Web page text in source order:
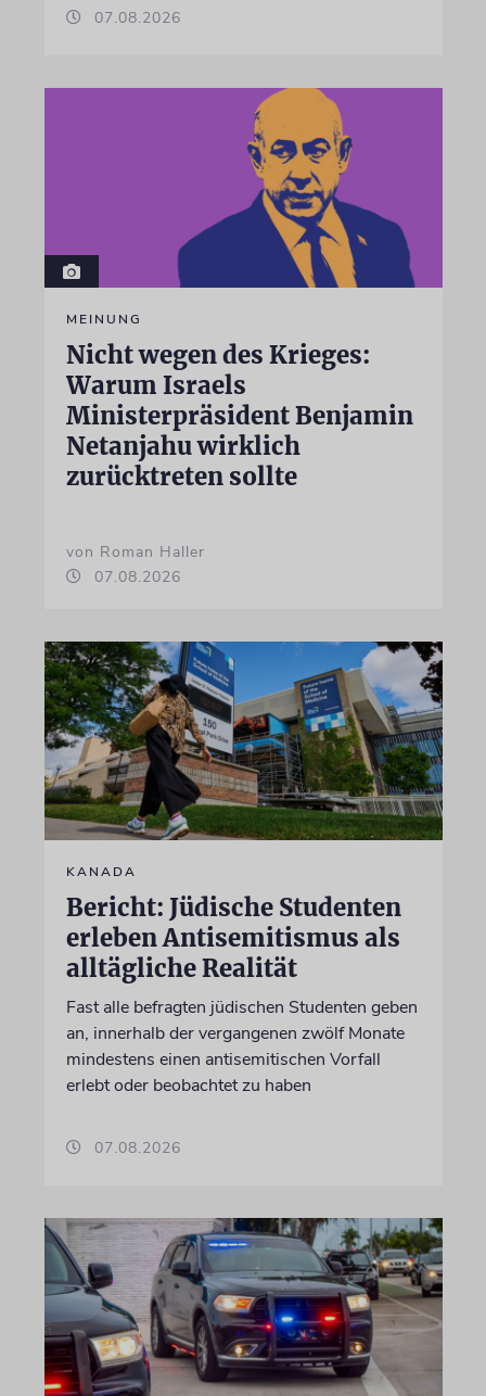
07.08.2026
MEINUNG
Nicht wegen des Krieges:
Warum Israels
Ministerpräsident Benjamin
Netanjahu wirklich
zurücktreten sollte
von Roman Haller
07.08.2026
KANADA
Bericht: Jüdische Studenten
erleben Antisemitismus als
alltägliche Realität
Fast alle befragten jüdischen Studenten geben
an, innerhalb der vergangenen zwölf Monate
mindestens einen antisemitischen Vorfall
erlebt oder beobachtet zu haben
07.08.2026